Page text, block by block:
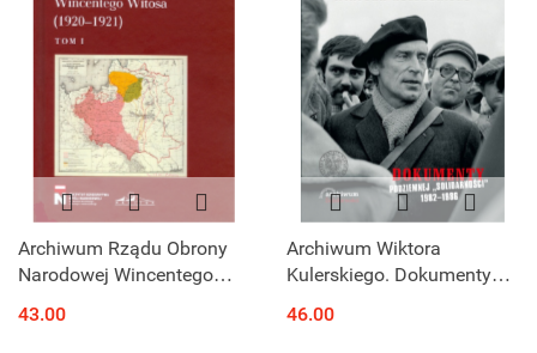
Archiwum Rządu Obrony
Narodowej Wincentego
43.00
Archiwum Wiktora
Kulerskiego. Dokumenty
1982–1986
46.00